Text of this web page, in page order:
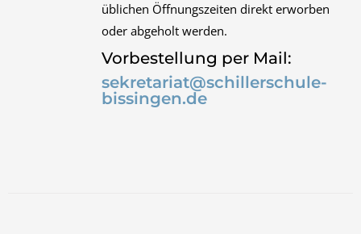
üblichen Öffnungszeiten direkt erworben
oder abgeholt werden.
Vorbestellung per Mail:
sekretariat@schillerschule-
bissingen.de